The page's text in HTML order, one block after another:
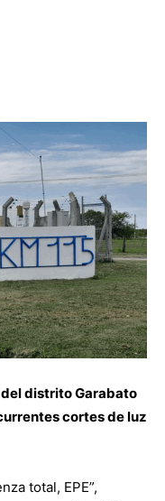
distrito Garabato
cortes de luz
total, EPE”,